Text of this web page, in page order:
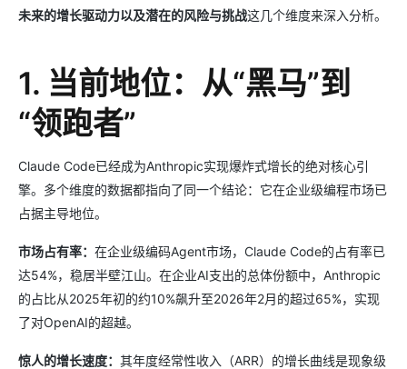
未来的增长驱动力以及潜在的风险与挑战这几个维度来深入分析。
1. 当前地位：从“黑马”到
“领跑者”
Claude Code已经成为Anthropic实现爆炸式增长的绝对核心引
擎。多个维度的数据都指向了同一个结论：它在企业级编程市场已
占据主导地位。
市场占有率： 在企业级编码Agent市场，Claude Code的占有率已
达54%，稳居半壁江山。在企业AI支出的总体份额中，Anthropic
的占比从2025年初的约10%飙升至2026年2月的超过65%，实现
了对OpenAI的超越。
惊人的增长速度： 其年度经常性收入（ARR）的增长曲线是现象级